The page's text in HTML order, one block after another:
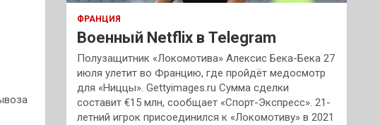
ФРАНЦИЯ
Военный Netflix в Telegram
Полузащитник «Локомотива» Алексис Бека-Бека 27
июля улетит во Францию, где пройдёт медосмотр
для «Ниццы». Gettyimages.ru Сумма сделки
составит €15 млн, сообщает «Спорт-Экспресс». 21-
летний игрок присоединился к «Локомотиву» в 2021